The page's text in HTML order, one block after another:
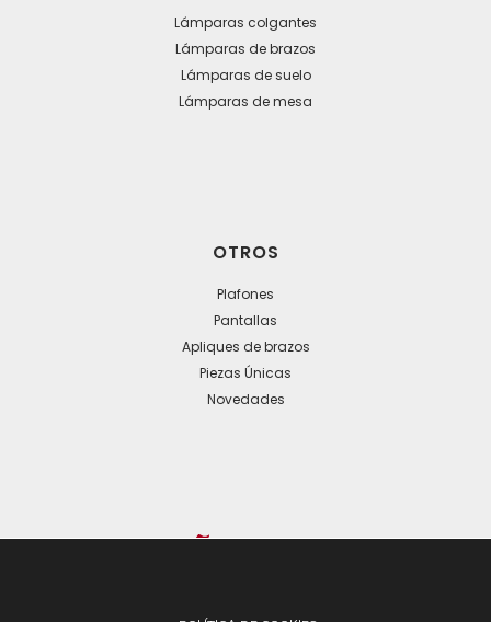
Lámparas colgantes
Lámparas de brazos
Lámparas de suelo
Lámparas de mesa
OTROS
Plafones
Pantallas
Apliques de brazos
Piezas Únicas
Novedades